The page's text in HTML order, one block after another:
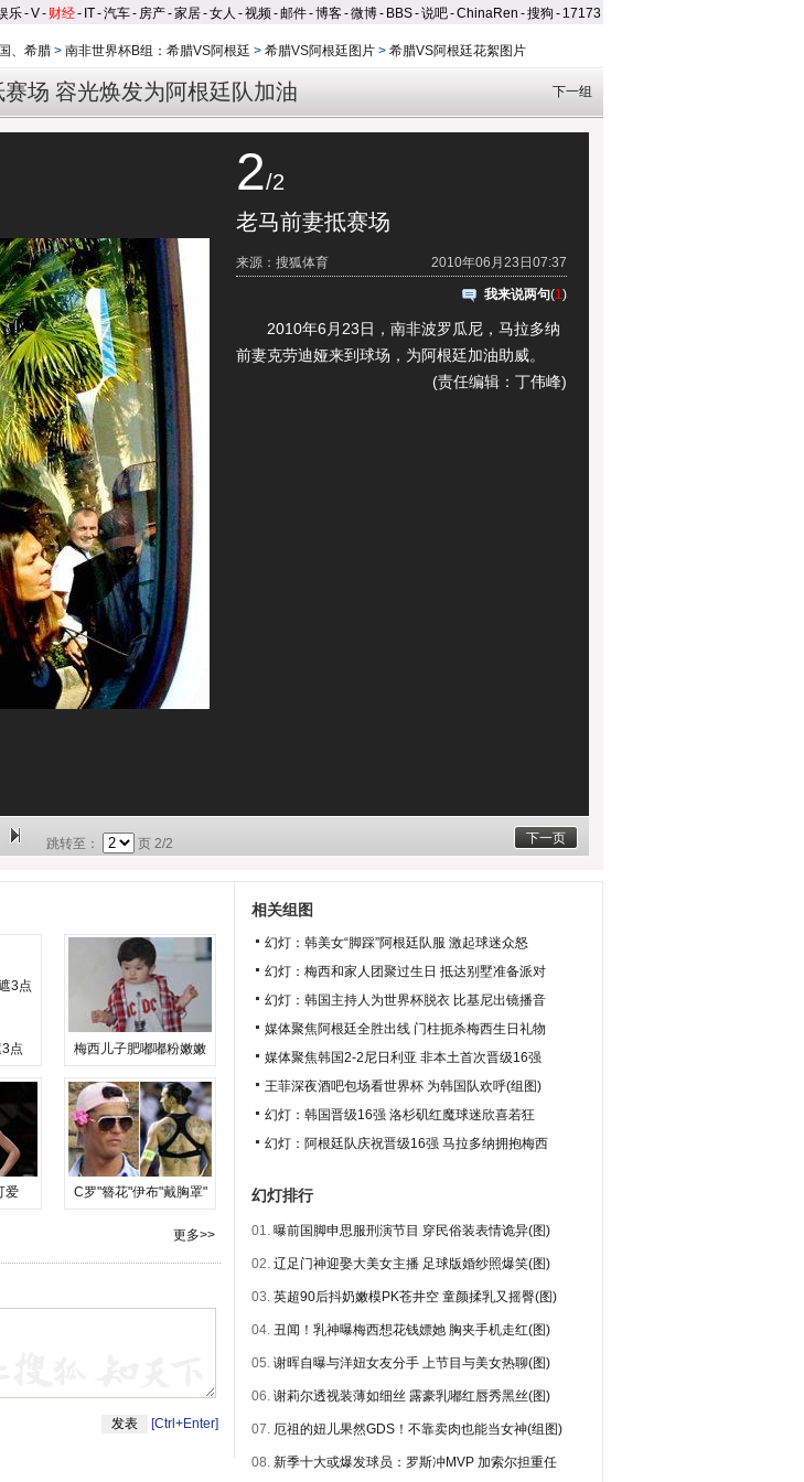
乐-V- 财经- IT-汽车- 房产-家居-女人 -视频-邮件-博客-微博- BBS-说吧-ChinaRen -搜狗 - 17173
、希腊 > 南非世界杯B组：希腊VS阿根廷 > 希腊VS阿根廷图片 > 希腊VS阿根廷花絮图片
场 容光焕发为阿根廷队加油 下一组
2/2
老马前妻抵赛场
2010年06月23日07:37
来源：搜狐体育
我来说两句(1)
2010年6月23日，南非波罗瓜尼，马拉多纳
前妻克劳迪娅来到球场，为阿根廷加油助威。
(责任编辑：丁伟峰)
下一页
跳转至： 页 2/2
点 梅西儿子肥嘟嘟粉嫩嫩
爱 C罗"簪花"伊布"戴胸罩"
更多>>
[Ctrl+Enter]
相关组图
幻灯：韩美女“脚踩”阿根廷队服 激起球迷众怒
幻灯：梅西和家人团聚过生日 抵达别墅准备派对
幻灯：韩国主持人为世界杯脱衣 比基尼出镜播音
媒体聚焦阿根廷全胜出线 门柱扼杀梅西生日礼物
媒体聚焦韩国2-2尼日利亚 非本土首次晋级16强
王菲深夜酒吧包场看世界杯 为韩国队欢呼(组图)
幻灯：韩国晋级16强 洛杉矶红魔球迷欣喜若狂
幻灯：阿根廷队庆祝晋级16强 马拉多纳拥抱梅西
幻灯排行
01. 曝前国脚申思服刑演节目 穿民俗装表情诡异(图)
02. 辽足门神迎娶大美女主播 足球版婚纱照爆笑(图)
03. 英超90后抖奶嫩模PK苍井空 童颜揉乳又摇臀(图)
04. 丑闻！乳神曝梅西想花钱嫖她 胸夹手机走红(图)
05. 谢晖自曝与洋妞女友分手 上节目与美女热聊(图)
06. 谢莉尔透视装薄如细丝 露豪乳嘟红唇秀黑丝(图)
07. 厄祖的妞儿果然GDS！不靠卖肉也能当女神(组图)
08. 新季十大或爆发球员：罗斯冲MVP 加索尔担重任